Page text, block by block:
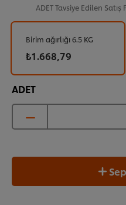
ADETTavsiye Edilen Satış
ADET
Birim ağırlığı 6.5 KG
₺1.668,79